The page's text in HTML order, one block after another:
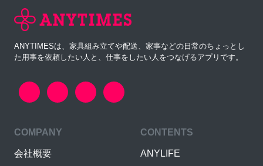
ANYTIMESは、家具組み立てや配送、家事などの日常のちょっとし
た用事を依頼したい人と、仕事をしたい人をつなげるアプリです。
COMPANY
会社概要
CONTENTS
ANYLIFE